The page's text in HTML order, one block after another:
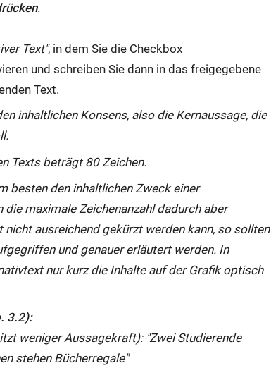
.
Text", in dem Sie die Checkbox
und schreiben Sie dann in das freigegebene
Text.
inhaltlichen Konsens, also die Kernaussage, die
Texts beträgt 80 Zeichen.
besten den inhaltlichen Zweck einer
die maximale Zeichenanzahl dadurch aber
ausreichend gekürzt werden kann, so sollten
und genauer erläutert werden. In
nur kurz die Inhalte auf der Grafik optisch
3.2):
weniger Aussagekraft): "Zwei Studierende
stehen Bücherregale"